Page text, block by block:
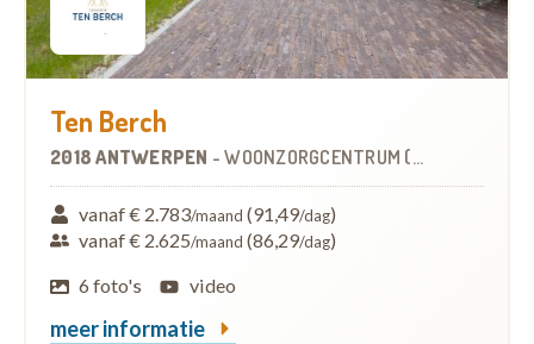
Ten Berch
2018 ANTWERPEN -WOONZORGCENTRUM (WZC)
vanaf € 2.783/maand (91,49/dag)
vanaf € 2.625/maand (86,29/dag)
6 foto's
video
meer informatie